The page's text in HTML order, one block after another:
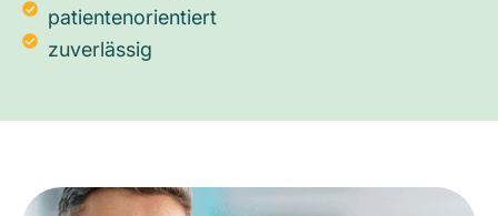
patientenorientiert
zuverlässig